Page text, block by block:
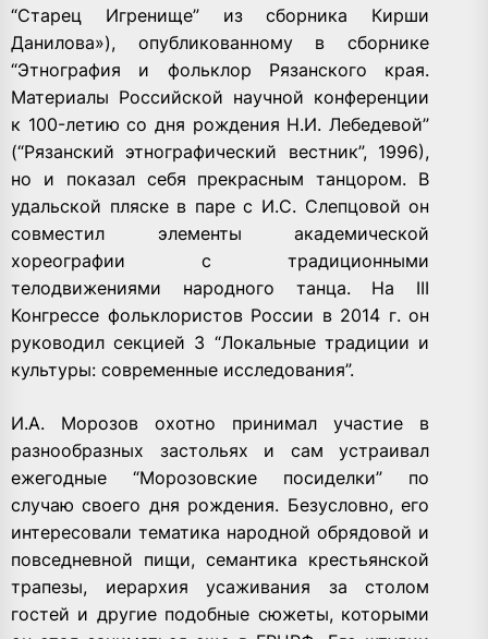
“Старец Игренище” из сборника Кирши
Данилова»), опубликованному в сборнике
“Этнография и фольклор Рязанского края.
Материалы Российской научной конференции
к 100-летию со дня рождения Н.И. Лебедевой”
(“Рязанский этнографический вестник”, 1996),
но и показал себя прекрасным танцором. В
удальской пляске в паре с И.С. Слепцовой он
совместил элементы академической
хореографии с традиционными
телодвижениями народного танца. На III
Конгрессе фольклористов России в 2014 г. он
руководил секцией 3 “Локальные традиции и
культуры: современные исследования”.
И.А. Морозов охотно принимал участие в
разнообразных застольях и сам устраивал
ежегодные “Морозовские посиделки” по
случаю своего дня рождения. Безусловно, его
интересовали тематика народной обрядовой и
повседневной пищи, семантика крестьянской
трапезы, иерархия усаживания за столом
гостей и другие подобные сюжеты, которыми